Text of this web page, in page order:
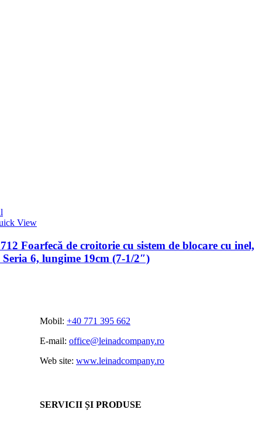
View
Foarfecă de croitorie cu sistem de blocare cu inel,
Seria 6, lungime 19cm (7-1/2″)
Mobil: +40 771 395 662
E-mail: office@leinadcompany.ro
Web site: www.leinadcompany.ro
SERVICII ȘI PRODUSE